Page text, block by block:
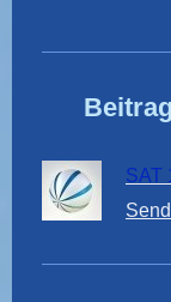
SAT